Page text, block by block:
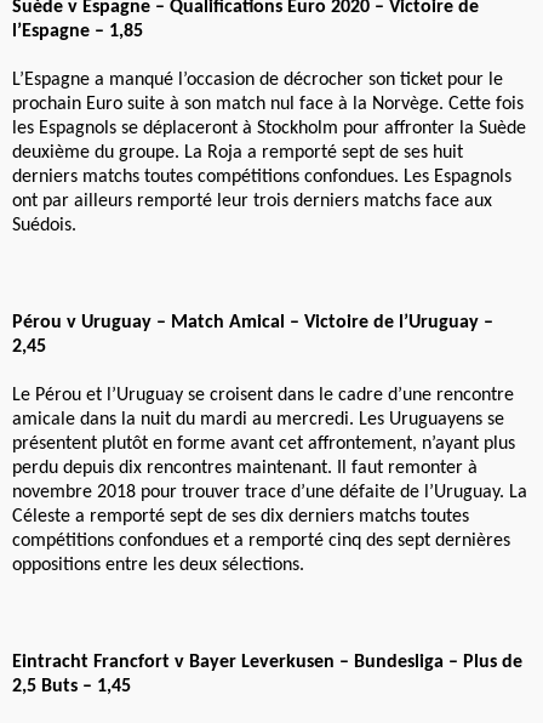
Suède v Espagne – Qualifications Euro 2020 – Victoire de
l’Espagne – 1,85
L’Espagne a manqué l’occasion de décrocher son ticket pour le
prochain Euro suite à son match nul face à la Norvège. Cette fois
les Espagnols se déplaceront à Stockholm pour affronter la Suède
deuxième du groupe. La Roja a remporté sept de ses huit
derniers matchs toutes compétitions confondues. Les Espagnols
ont par ailleurs remporté leur trois derniers matchs face aux
Suédois.
Pérou v Uruguay – Match Amical – Victoire de l’Uruguay –
2,45
Le Pérou et l’Uruguay se croisent dans le cadre d’une rencontre
amicale dans la nuit du mardi au mercredi. Les Uruguayens se
présentent plutôt en forme avant cet affrontement, n’ayant plus
perdu depuis dix rencontres maintenant. Il faut remonter à
novembre 2018 pour trouver trace d’une défaite de l’Uruguay. La
Céleste a remporté sept de ses dix derniers matchs toutes
compétitions confondues et a remporté cinq des sept dernières
oppositions entre les deux sélections.
Eintracht Francfort v Bayer Leverkusen – Bundesliga – Plus de
2,5 Buts – 1,45